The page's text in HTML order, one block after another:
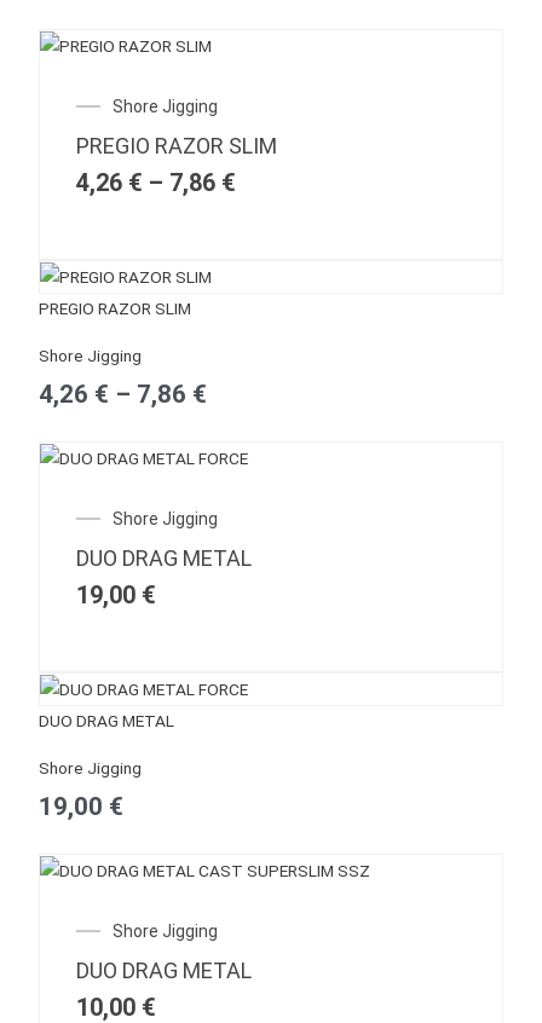
Shore Jigging
PREGIO RAZOR SLIM
4,26 € – 7,86 €
range:
4,26 €
PREGIO RAZOR SLIM
Shore Jigging
4,26 € – 7,86 €
Price
7,86 €
Shore Jigging
DUO DRAG METAL
19,00 €
DUO DRAG METAL
Shore Jigging
19,00 €
Shore Jigging
DUO DRAG METAL
10,00 €